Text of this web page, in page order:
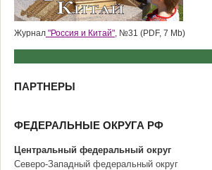
Журнал "Россия и Китай", №31 (PDF, 7 Mb)
ПАРТНЕРЫ
ФЕДЕРАЛЬНЫЕ ОКРУГА РФ
Центральный федеральный округ
Северо-Западный федеральный округ